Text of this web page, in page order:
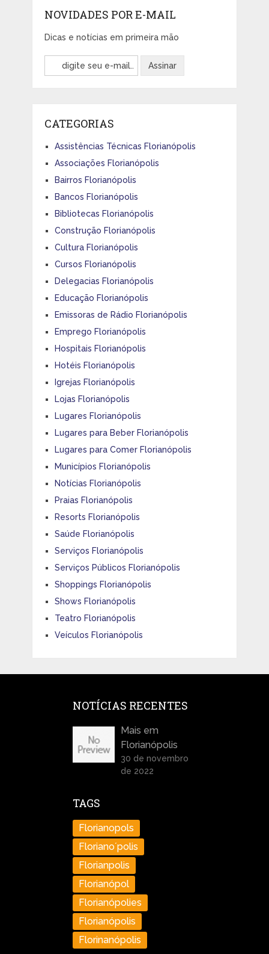
NOVIDADES POR E-MAIL
Dicas e notícias em primeira mão
CATEGORIAS
Assistências Técnicas Florianópolis
Associações Florianópolis
Bairros Florianópolis
Bancos Florianópolis
Bibliotecas Florianópolis
Construção Florianópolis
Cultura Florianópolis
Cursos Florianópolis
Delegacias Florianópolis
Educação Florianópolis
Emissoras de Rádio Florianópolis
Emprego Florianópolis
Hospitais Florianópolis
Hotéis Florianópolis
Igrejas Florianópolis
Lojas Florianópolis
Lugares Florianópolis
Lugares para Beber Florianópolis
Lugares para Comer Florianópolis
Municípios Florianópolis
Notícias Florianópolis
Praias Florianópolis
Resorts Florianópolis
Saúde Florianópolis
Serviços Florianópolis
Serviços Públicos Florianópolis
Shoppings Florianópolis
Shows Florianópolis
Teatro Florianópolis
Veículos Florianópolis
NOTÍCIAS RECENTES
Mais em
Florianópolis
30 de novembro
de 2022
TAGS
Florianopols
Floriano´polis
Florianpolis
Florianópol
Florianópolies
Florianópolis
Florinanópolis